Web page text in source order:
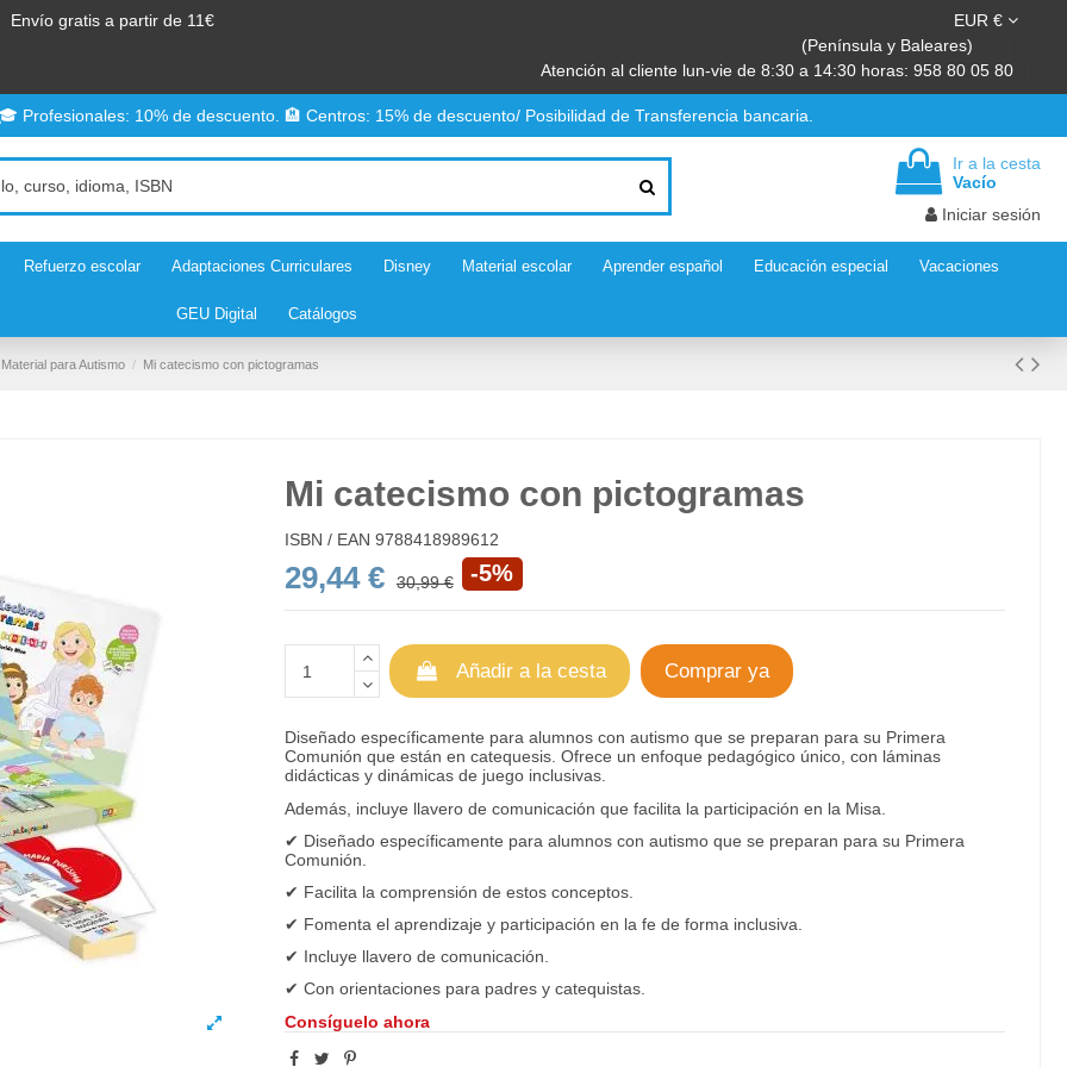
Envío gratis a partir de 11€
EUR €
(Península y Baleares)
Atención al cliente lun-vie de 8:30 a 14:30 horas: 958 80 05 80
Profesionales: 10% de descuento. 🏨 Centros: 15% de descuento/ Posibilidad de Transferencia bancaria.
Ir a la cesta
Vacío
Iniciar sesión
Refuerzo escolar Adaptaciones Curriculares Disney Material escolar Aprender español Educación especial Vacaciones
GEU Digital Catálogos
Material para Autismo Mi catecismo con pictogramas
Mi catecismo con pictogramas
ISBN / EAN 9788418989612
29,44 € 30,99 € -5%
Añadir a la cesta Comprar ya
Diseñado específicamente para alumnos con autismo que se preparan para su Primera
Comunión que están en catequesis. Ofrece un enfoque pedagógico único, con láminas
didácticas y dinámicas de juego inclusivas.
Además, incluye llavero de comunicación que facilita la participación en la Misa.
✔ Diseñado específicamente para alumnos con autismo que se preparan para su Primera
Comunión.
✔ Facilita la comprensión de estos conceptos.
✔ Fomenta el aprendizaje y participación en la fe de forma inclusiva.
✔ Incluye llavero de comunicación.
✔ Con orientaciones para padres y catequistas.
Consíguelo ahora